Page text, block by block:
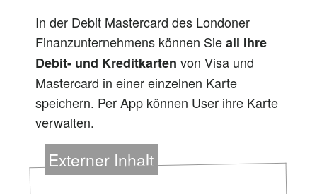
In der Debit Mastercard des Londoner
Finanzunternehmens können Sieall Ihre
Debit- und Kreditkarten von Visa und
Mastercard in einer einzelnen Karte
speichern. Per App können User ihre Karte
verwalten.
Externer Inhalt